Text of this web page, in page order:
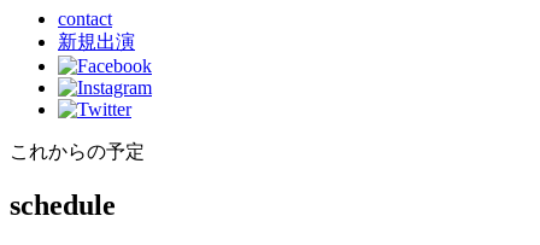
contact
新規出演
これからの予定
schedule